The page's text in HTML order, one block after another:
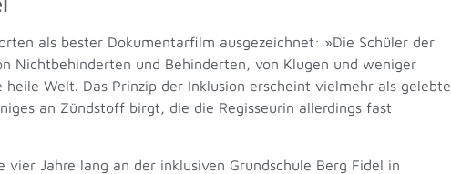
als bester Dokumentarfilm ausgezeichnet: »Die Schüler der
Nichtbehinderten und Behinderten, von Klugen und weniger
Welt. Das Prinzip der Inklusion erscheint vielmehr als gelebte
an Zündstoff birgt, die die Regisseurin allerdings fast
Jahre lang an der inklusiven Grundschule Berg Fidel in